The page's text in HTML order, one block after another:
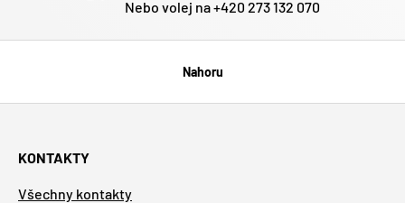
Nebo volej na +420 273 132 070
Nahoru
KONTAKTY
Všechny kontakty